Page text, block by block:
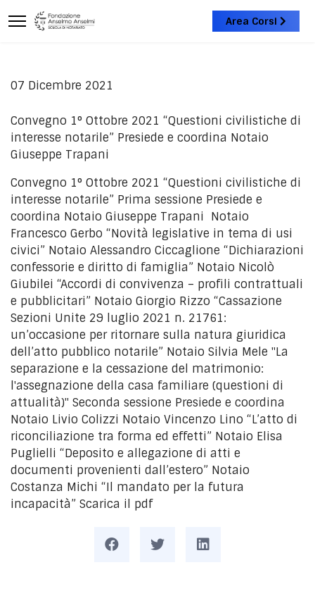
Area Corsi
07 Dicembre 2021
Convegno 1° Ottobre 2021 “Questioni civilistiche di
interesse notarile” Presiede e coordina Notaio
Giuseppe Trapani
Convegno 1° Ottobre 2021 “Questioni civilistiche di
interesse notarile” Prima sessione Presiede e
coordina Notaio Giuseppe Trapani Notaio
Francesco Gerbo “Novità legislative in tema di usi
civici” Notaio Alessandro Ciccaglione “Dichiarazioni
confessorie e diritto di famiglia” Notaio Nicolò
Giubilei “Accordi di convivenza – profili contrattuali
e pubblicitari” Notaio Giorgio Rizzo “Cassazione
Sezioni Unite 29 luglio 2021 n. 21761:
un’occasione per ritornare sulla natura giuridica
dell’atto pubblico notarile” Notaio Silvia Mele "La
separazione e la cessazione del matrimonio:
l'assegnazione della casa familiare (questioni di
attualità)" Seconda sessione Presiede e coordina
Notaio Livio Colizzi Notaio Vincenzo Lino “L’atto di
riconciliazione tra forma ed effetti” Notaio Elisa
Puglielli “Deposito e allegazione di atti e
documenti provenienti dall’estero” Notaio
Costanza Michi “Il mandato per la futura
incapacità” Scarica il pdf